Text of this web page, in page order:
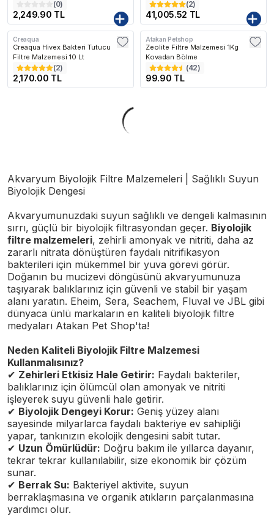
(0)
2,249.90 TL
(2)
41,005.52 TL
Kargo Bedava
Creaqua
Creaqua Hivex Bakteri Tutucu
Filtre Malzemesi 10 Lt
(2)
2,170.00 TL
Atakan Petshop
Zeolite Filtre Malzemesi 1Kg
Kovadan Bölme
(42)
99.90 TL
Akvaryum Biyolojik Filtre Malzemeleri | Sağlıklı Suyun
Biyolojik Dengesi
Akvaryumunuzdaki suyun sağlıklı ve dengeli kalmasının
sırrı, güçlü bir biyolojik filtrasyondan geçer. Biyolojik
filtre malzemeleri, zehirli amonyak ve nitriti, daha az
zararlı nitrata dönüştüren faydalı nitrifikasyon
bakterileri için mükemmel bir yuva görevi görür.
Doğanın bu mucizevi döngüsünü akvaryumunuza
taşıyarak balıklarınız için güvenli ve stabil bir yaşam
alanı yaratın. Eheim, Sera, Seachem, Fluval ve JBL gibi
dünyaca ünlü markaların en kaliteli biyolojik filtre
medyaları Atakan Pet Shop'ta!
Neden Kaliteli Biyolojik Filtre Malzemesi
Kullanmalısınız?
✔ Zehirleri Etkisiz Hale Getirir: Faydalı bakteriler,
balıklarınız için ölümcül olan amonyak ve nitriti
işleyerek suyu güvenli hale getirir.
✔ Biyolojik Dengeyi Korur: Geniş yüzey alanı
sayesinde milyarlarca faydalı bakteriye ev sahipliği
yapar, tankınızın ekolojik dengesini sabit tutar.
✔ Uzun Ömürlüdür: Doğru bakım ile yıllarca dayanır,
tekrar tekrar kullanılabilir, size ekonomik bir çözüm
sunar.
✔ Berrak Su: Bakteriyel aktivite, suyun
berraklaşmasına ve organik atıkların parçalanmasına
yardımcı olur.